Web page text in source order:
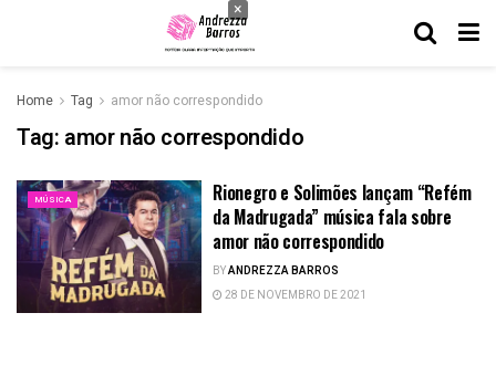
Home Tag amor não correspondido
Tag: amor não correspondido
MÚSICA
Rionegro e Solimões lançam “Refém
da Madrugada” música fala sobre
amor não correspondido
BYANDREZZA BARROS
28 DE NOVEMBRO DE 2021
×